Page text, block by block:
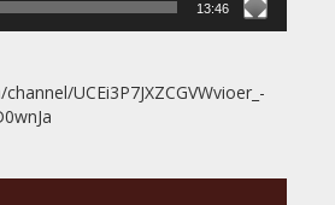
13:46
UCEi3P7JXZCGVWvioer_-